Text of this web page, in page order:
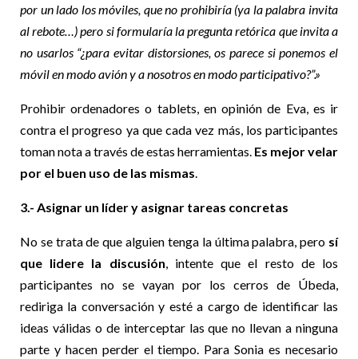
por un lado los móviles, que no prohibiría (ya la palabra invita
al rebote…) pero si formularía la pregunta retórica que invita a
no usarlos “¿para evitar distorsiones, os parece si ponemos el
móvil en modo avión y a nosotros en modo participativo?”.»
Prohibir ordenadores o tablets, en opinión de Eva, es ir
contra el progreso ya que cada vez más, los participantes
toman nota a través de estas herramientas. Es mejor velar
por el buen uso de las mismas.
3.- Asignar un líder y asignar tareas concretas
No se trata de que alguien tenga la última palabra, pero sí
que lidere la discusión, intente que el resto de los
participantes no se vayan por los cerros de Úbeda,
rediriga la conversación y esté a cargo de identificar las
ideas válidas o de interceptar las que no llevan a ninguna
parte y hacen perder el tiempo. Para Sonia es necesario